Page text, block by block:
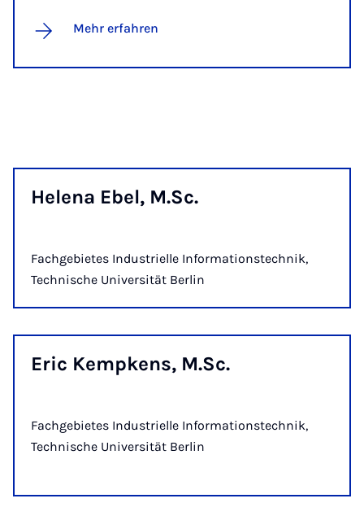
Mehr erfahren
He­le­na Ebel, M.Sc.
Fachgebietes Industrielle Informationstechnik,
Technische Universität Berlin
Eric Kemp­kens, M.Sc.
Fachgebietes Industrielle Informationstechnik,
Technische Universität Berlin